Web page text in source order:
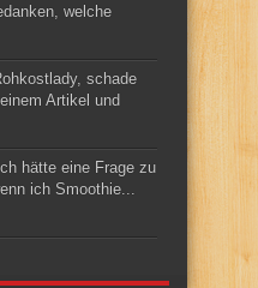
welche
schade
Artikel und
hätte eine Frage zu
ich Smoothie...